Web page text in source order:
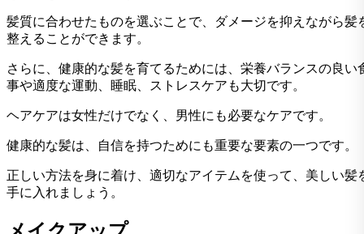
髪質に合わせたものを選ぶことで、ダメージを抑えながら髪
整えることができます。
さらに、健康的な髪を育てるためには、栄養バランスの良い
事や適度な運動、睡眠、ストレスケアも大切です。
ヘアケアは女性だけでなく、男性にも必要なケアです。
健康的な髪は、自信を持つためにも重要な要素の一つです。
正しい方法を身に着け、適切なアイテムを使って、美しい髪
手に入れましょう。